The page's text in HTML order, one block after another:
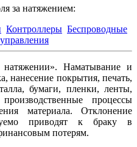
за натяжением:
Контроллеры Беспроводные
Наматывание и
нанесение покрытия, печать,
бумаги, пленки, ленты,
процессы
материала. Отклонение
приводят к браку в
потерям.